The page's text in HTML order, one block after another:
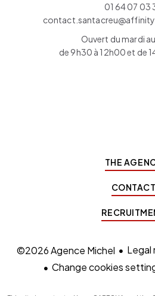
01 64 07 03
Ouvert du mardi
de 9h30 à 12h00 et de
THE
CONTACT
©2026 Agence Michel Legal
Change cookies